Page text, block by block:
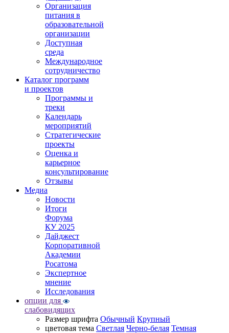
Организация
питания в
образовательной
организации
Доступная
среда
Международное
сотрудничество
Каталог программ
и проектов
Программы и
треки
Календарь
мероприятий
Стратегические
проекты
Оценка и
карьерное
консультирование
Отзывы
Медиа
Новости
Итоги
Форума
КУ 2025
Дайджест
Корпоративной
Академии
Росатома
Экспертное
мнение
Исследования
опции для
слабовидящих
Размер шрифта Обычный Крупный
цветовая тема Светлая Черно-белая Темная